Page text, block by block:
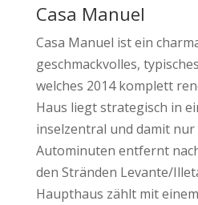
Casa Manuel
Casa Manuel ist ein
geschmackvolles,
welches 2014 komplett
Haus liegt strategisch in
inselzentral und damit
Autominuten entfernt
den Stränden Levante/
Haupthaus zählt mit